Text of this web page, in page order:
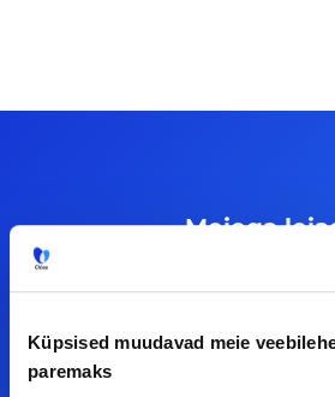
Küpsised muudavad meie
paremaks
Meiega
Tööelublogi.ee lehelt leiad
ettepanekuid erinevate
teha koostööd, siis võta